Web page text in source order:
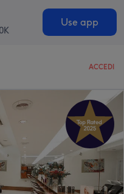
Use app
ACCEDI